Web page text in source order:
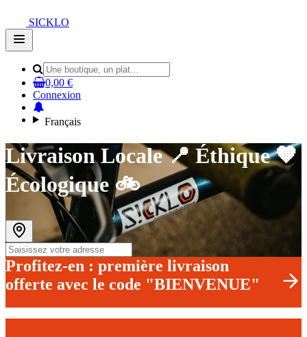
SICKLO
Open
main
0,00 €
Connexion
Français
Livraison Locale 📍 Éthique 🧡
Écologique 🚲
Profitez-en : première livraison
offerte avec le code "BIENVENUE"